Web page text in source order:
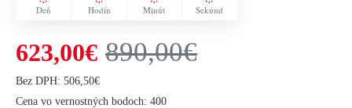
Deň Hodín Minút Sekúnd
623,00€ 890,00€
Bez DPH: 506,50€
Cena vo vernostných bodoch: 400